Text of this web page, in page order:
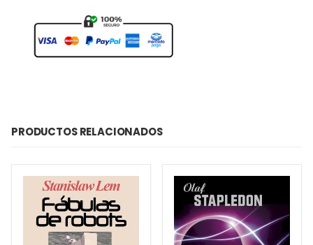
PRODUCTOS RELACIONADOS